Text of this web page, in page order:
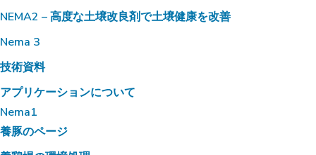
NEMA2 – 高度な土壌改良剤で土壌健康を改善
Nema 3
技術資料
アプリケーションについて
Nema1
養豚のページ